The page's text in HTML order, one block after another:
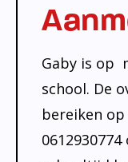
Gaby is op
school. De
bereiken